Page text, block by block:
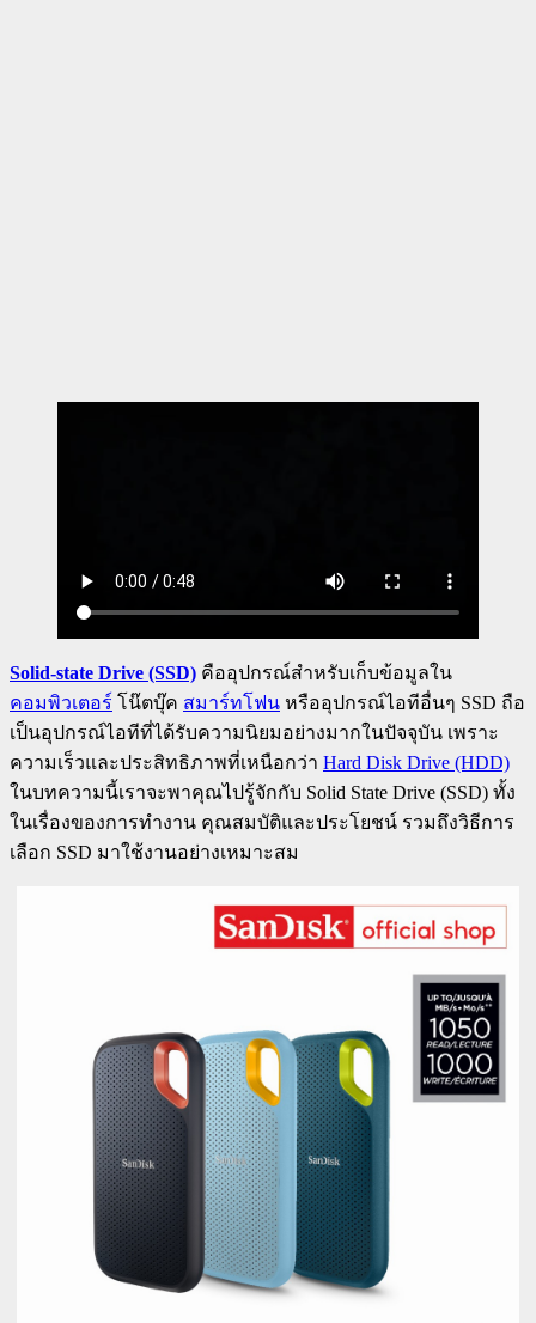
Solid-state Drive (SSD) คืออุปกรณ์สำหรับเก็บข้อมูลใน
คอมพิวเตอร์ โน๊ตบุ๊ค สมาร์ทโฟน หรืออุปกรณ์ไอทีอื่นๆ SSD ถือ
เป็นอุปกรณ์ไอทีที่ได้รับความนิยมอย่างมากในปัจจุบัน เพราะ
ความเร็วและประสิทธิภาพที่เหนือกว่า Hard Disk Drive (HDD)
ในบทความนี้เราจะพาคุณไปรู้จักกับ Solid State Drive (SSD) ทั้ง
ในเรื่องของการทำงาน คุณสมบัติและประโยชน์ รวมถึงวิธีการ
เลือก SSD มาใช้งานอย่างเหมาะสม